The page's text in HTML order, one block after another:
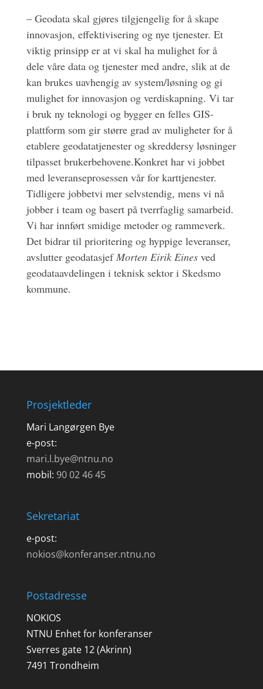
– Geodata skal gjøres tilgjengelig for å skape
innovasjon, effektivisering og nye tjenester. Et
viktig prinsipp er at vi skal ha mulighet for å
dele våre data og tjenester med andre, slik at de
kan brukes uavhengig av system/løsning og gi
mulighet for innovasjon og verdiskapning. Vi tar
i bruk ny teknologi og bygger en felles GIS-
plattform som gir større grad av muligheter for å
etablere geodatatjenester og skreddersy løsninger
tilpasset brukerbehovene.Konkret har vi jobbet
med leveranseprosessen vår for karttjenester.
Tidligere jobbetvi mer selvstendig, mens vi nå
jobber i team og basert på tverrfaglig samarbeid.
Vi har innført smidige metoder og rammeverk.
Det bidrar til prioritering og hyppige leveranser,
avslutter geodatasjef Morten Eirik Einesved
geodataavdelingen i teknisk sektor i Skedsmo
kommune.
Prosjektleder
Mari Langørgen Bye
e-post:
mari.l.bye@ntnu.no
mobil: 90 02 46 45
Sekretariat
e-post:
nokios@konferanser.ntnu.no
Postadresse
NOKIOS
NTNU Enhet for konferanser
Sverres gate 12 (Akrinn)
7491 Trondheim